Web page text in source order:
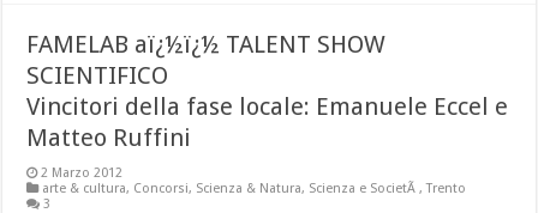
FAMELAB aï¿½ï¿½ TALENT SHOW
SCIENTIFICO
Vincitori della fase locale: Emanuele Eccel e
Matteo Ruffini
2 Marzo 2012
arte & cultura, Concorsi, Scienza & Natura, Scienza e SocietÃ ,Trento
3